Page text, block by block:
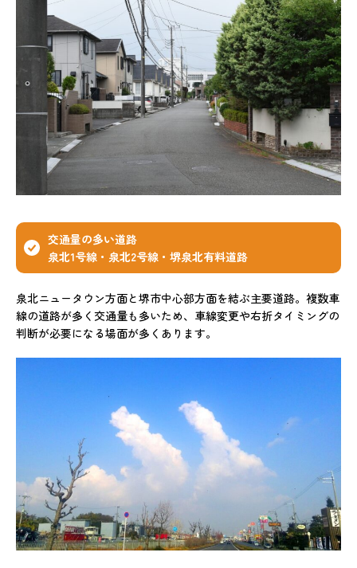
交通量の多い道路
泉北1号線・泉北2号線・堺泉北有料道路
泉北ニュータウン方面と堺市中心部方面を結ぶ主要道路。複数車
線の道路が多く交通量も多いため、車線変更や右折タイミングの
判断が必要になる場面が多くあります。